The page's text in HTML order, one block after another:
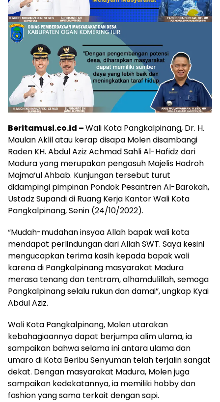
Beritamusi.co.id –Wali Kota Pangkalpinang, Dr. H.
Maulan Aklil atau kerap disapa Molen disambangi
Raden KH. Abdul Aziz Achmad Sahli Al-Hafidz dari
Madura yang merupakan pengasuh Majelis Hadroh
Majma’ul Ahbab. Kunjungan tersebut turut
didampingi pimpinan Pondok Pesantren Al-Barokah,
Ustadz Supandi di Ruang Kerja Kantor Wali Kota
Pangkalpinang, Senin (24/10/2022).
“Mudah-mudahan insyaa Allah bapak wali kota
mendapat perlindungan dari Allah SWT. Saya kesini
mengucapkan terima kasih kepada bapak wali
karena di Pangkalpinang masyarakat Madura
merasa tenang dan tentram, alhamdulillah, semoga
Pangkalpinang selalu rukun dan damai”, ungkap Kyai
Abdul Aziz.
Wali Kota Pangkalpinang, Molen utarakan
kebahagiaannya dapat berjumpa alim ulama, ia
sampaikan bahwa selama ini antara ulama dan
umaro di Kota Beribu Senyuman telah terjalin sangat
dekat. Dengan masyarakat Madura, Molen juga
sampaikan kedekatannya, ia memiliki hobby dan
fashion yang sama terkait dengan sapi.